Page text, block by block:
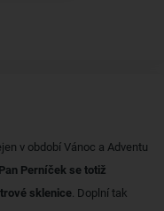
v období Vánoc a Adventu
Pan Perníček se totiž
sklenice. Doplní tak